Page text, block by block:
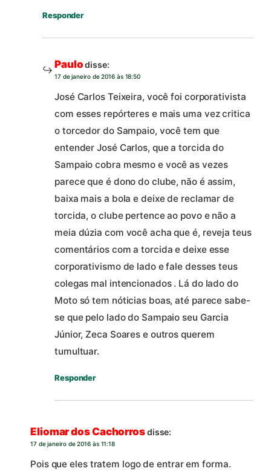
Responder
Paulo disse:
17 de janeiro de 2016 às 18:50
José Carlos Teixeira, você foi corporativista
com esses repórteres e mais uma vez critica
o torcedor do Sampaio, você tem que
entender José Carlos, que a torcida do
Sampaio cobra mesmo e você as vezes
parece que é dono do clube, não é assim,
baixa mais a bola e deixe de reclamar de
torcida, o clube pertence ao povo e não a
meia dúzia com você acha que é, reveja teus
comentários com a torcida e deixe esse
corporativismo de lado e fale desses teus
colegas mal intencionados . Lá do lado do
Moto só tem nóticias boas, até parece sabe-
se que pelo lado do Sampaio seu Garcia
Júnior, Zeca Soares e outros querem
tumultuar.
Responder
Eliomar dos Cachorrosdisse:
17 de janeiro de 2016 às 11:18
Pois que eles tratem logo de entrar em forma.